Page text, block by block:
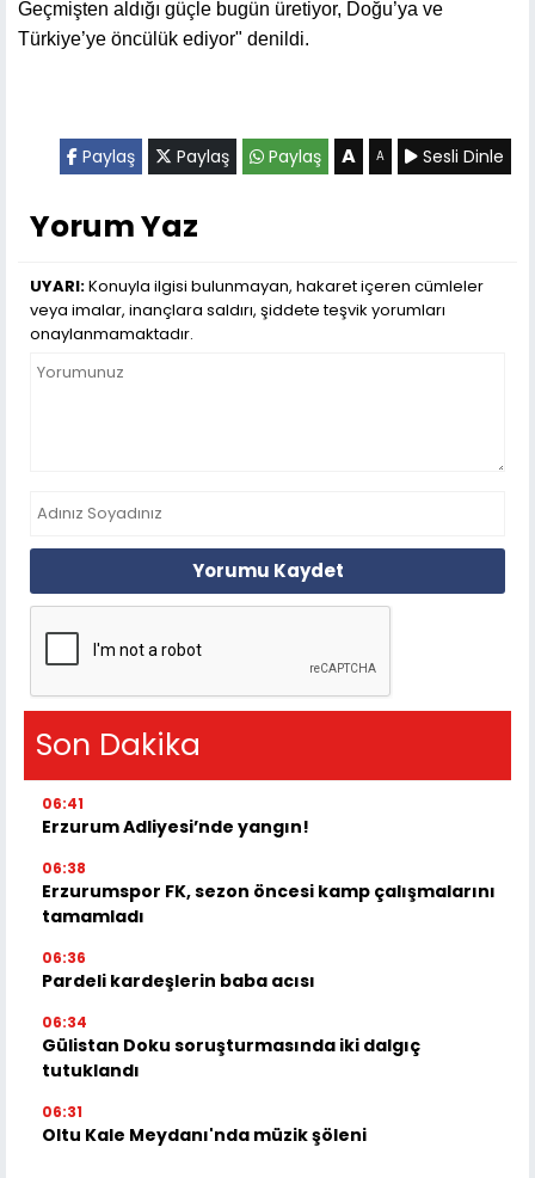
Geçmişten aldığı güçle bugün üretiyor, Doğu’ya ve
Türkiye’ye öncülük ediyor" denildi.
Paylaş Paylaş Paylaş A A Sesli Dinle
Yorum Yaz
UYARI:Konuyla ilgisi bulunmayan, hakaret içeren cümleler
veya imalar, inançlara saldırı, şiddete teşvik yorumları
onaylanmamaktadır.
Yorumu Kaydet
Son Dakika
06:41
Erzurum Adliyesi’nde yangın!
06:38
Erzurumspor FK, sezon öncesi kamp çalışmalarını
tamamladı
06:36
Pardeli kardeşlerin baba acısı
06:34
Gülistan Doku soruşturmasında iki dalgıç
tutuklandı
06:31
Oltu Kale Meydanı'nda müzik şöleni